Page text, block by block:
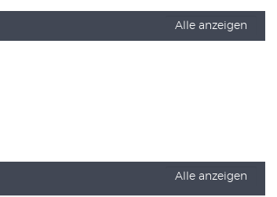
Alle anzeigen
Alle anzeigen